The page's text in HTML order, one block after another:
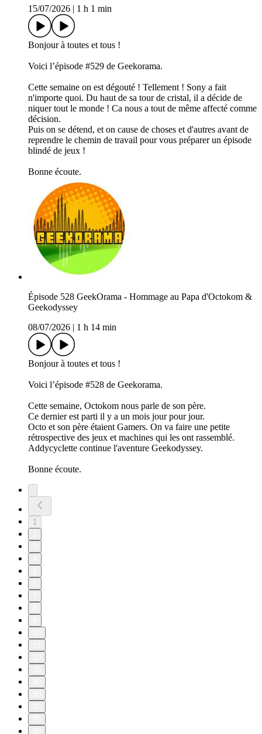
15/07/2026
1 h 1 min
Bonjour à toutes et tous !
Voici l’épisode #529 de Geekorama.
Cette semaine on est dégouté ! Tellement ! Sony a fait
n'importe quoi. Du haut de sa tour de cristal, il a décide de
niquer tout le monde ! Ca nous a tout de même affecté comme
décision.
Puis on se détend, et on cause de choses et d'autres avant de
reprendre le chemin de travail pour vous préparer un épisode
blindé de jeux !
Bonne écoute.
Épisode 528 GeekOrama - Hommage au Papa d'Octokom &
Geekodyssey
08/07/2026
1 h 14 min
Bonjour à toutes et tous !
Voici l’épisode #528 de Geekorama.
Cette semaine, Octokom nous parle de son père.
Ce dernier est parti il y a un mois jour pour jour.
Octo et son père étaient Gamers. On va faire une petite
rétrospective des jeux et machines qui les ont rassemblé.
Addycyclette continue l'aventure Geekodyssey.
Bonne écoute.
1